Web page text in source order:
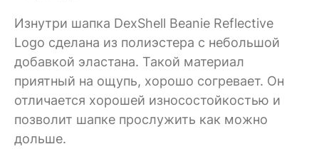
Изнутри шапка DexShell Beanie Reflective
Logo сделана из полиэстера с небольшой
добавкой эластана. Такой материал
приятный на ощупь, хорошо согревает. Он
отличается хорошей износостойкостью и
позволит шапке прослужить как можно
дольше.